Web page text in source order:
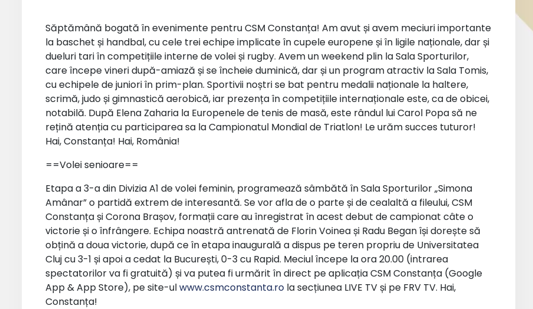
Săptămână bogată în evenimente pentru CSM Constanța! Am avut și avem meciuri importante
la baschet și handbal, cu cele trei echipe implicate în cupele europene și în ligile naționale, dar și
dueluri tari în competițiile interne de volei și rugby. Avem un weekend plin la Sala Sporturilor,
care începe vineri după-amiază și se încheie duminică, dar și un program atractiv la Sala Tomis,
cu echipele de juniori în prim-plan. Sportivii noștri se bat pentru medalii naționale la haltere,
scrimă, judo și gimnastică aerobică, iar prezența în competițiile internaționale este, ca de obicei,
notabilă. După Elena Zaharia la Europenele de tenis de masă, este rândul lui Carol Popa să ne
rețină atenția cu participarea sa la Campionatul Mondial de Triatlon! Le urăm succes tuturor!
Hai, Constanța! Hai, România!
==Volei senioare==
Etapa a 3-a din Divizia A1 de volei feminin, programează sâmbătă în Sala Sporturilor „Simona
Amânar” o partidă extrem de interesantă. Se vor afla de o parte și de cealaltă a fileului, CSM
Constanța și Corona Brașov, formații care au înregistrat în acest debut de campionat câte o
victorie și o înfrângere. Echipa noastră antrenată de Florin Voinea și Radu Began își dorește să
obțină a doua victorie, după ce în etapa inaugurală a dispus pe teren propriu de Universitatea
Cluj cu 3-1 și apoi a cedat la București, 0-3 cu Rapid. Meciul începe la ora 20.00 (intrarea
spectatorilor va fi gratuită) și va putea fi urmărit în direct pe aplicația CSM Constanța (Google
App & App Store), pe site-ulwww.csmconstanta.ro la secțiunea LIVE TV și pe FRV TV. Hai,
Constanța!